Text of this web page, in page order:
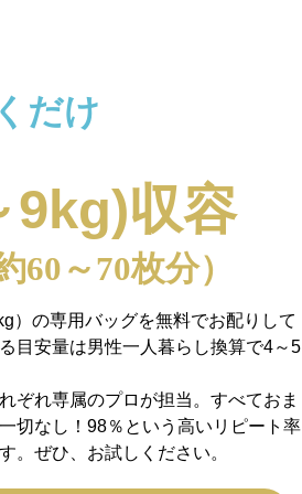
だけ
9kg)収容
60～70枚分）
）の専用バッグを無料でお配りして
目安量は男性一人暮らし換算で4～5
ぞれ専属のプロが担当。すべておま
切なし！98％という高いリピート率
。ぜひ、お試しください。